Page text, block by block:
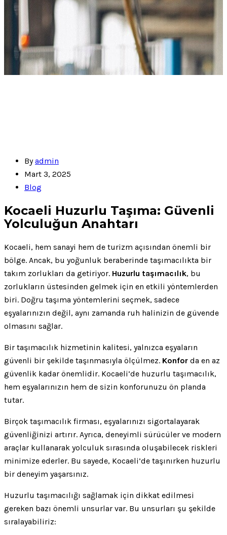
Byadmin
Mart 3, 2025
Blog
Kocaeli Huzurlu Taşıma: Güvenli
Yolculuğun Anahtarı
Kocaeli, hem sanayi hem de turizm açısından önemli bir
bölge. Ancak, bu yoğunluk beraberinde taşımacılıkta bir
takım zorlukları da getiriyor. Huzurlu taşımacılık, bu
zorlukların üstesinden gelmek için en etkili yöntemlerden
biri. Doğru taşıma yöntemlerini seçmek, sadece
eşyalarınızın değil, aynı zamanda ruh halinizin de güvende
olmasını sağlar.
Bir taşımacılık hizmetinin kalitesi, yalnızca eşyaların
güvenli bir şekilde taşınmasıyla ölçülmez. Konfor da en az
güvenlik kadar önemlidir. Kocaeli’de huzurlu taşımacılık,
hem eşyalarınızın hem de sizin konforunuzu ön planda
tutar.
Birçok taşımacılık firması, eşyalarınızı sigortalayarak
güvenliğinizi artırır. Ayrıca, deneyimli sürücüler ve modern
araçlar kullanarak yolculuk sırasında oluşabilecek riskleri
minimize ederler. Bu sayede, Kocaeli’de taşınırken huzurlu
bir deneyim yaşarsınız.
Huzurlu taşımacılığı sağlamak için dikkat edilmesi
gereken bazı önemli unsurlar var. Bu unsurları şu şekilde
sıralayabiliriz: